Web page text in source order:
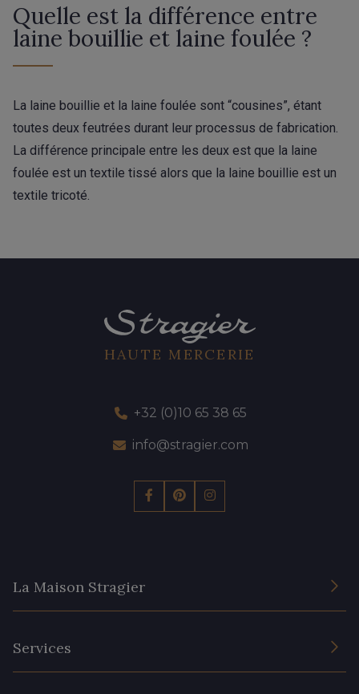
Quelle est la différence entre
laine bouillie et laine foulée ?
La laine bouillie et la laine foulée sont “cousines”, étant
toutes deux feutrées durant leur processus de fabrication.
La différence principale entre les deux est que la laine
foulée est un textile tissé alors que la laine bouillie est un
textile tricoté.
HAUTE MERCERIE
+32 (0)10 65 38 65
info@stragier.com
La Maison Stragier
Services